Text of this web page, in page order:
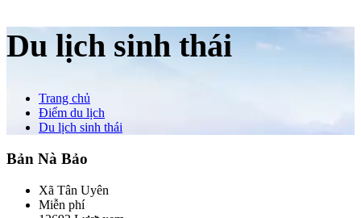
Du lịch sinh thái
Trang chủ
Điểm du lịch
Du lịch sinh thái
Bản Nà Bảo
Xã Tân Uyên
Miễn phí